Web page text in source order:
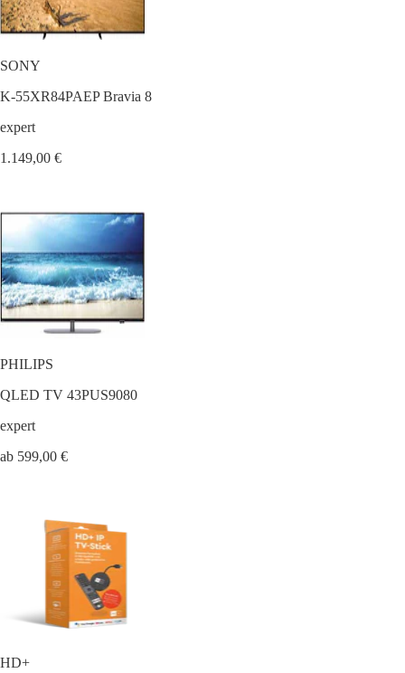
SONY
K-55XR84PAEP Bravia 8
expert
1.149,00 €
PHILIPS
QLED TV 43PUS9080
expert
ab 599,00 €
HD+